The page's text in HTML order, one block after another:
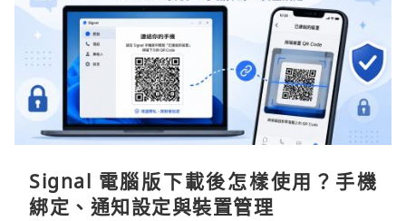
Signal 電腦版下載後怎樣使用？手機
綁定、通知設定與裝置管理